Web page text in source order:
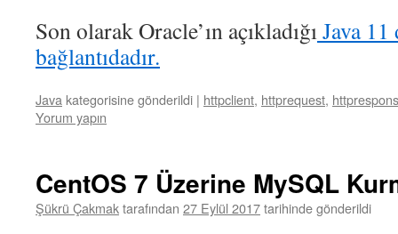
Son olarak Oracle’ın açıkladığıJava
bağlantıdadır.
Java kategorisine gönderildi | httpclient, httprequest,
Yorum yapın
CentOS 7 Üzerine MySQL
Şükrü Çakmaktarafından 27 Eylül 2017tarihinde gönderildi